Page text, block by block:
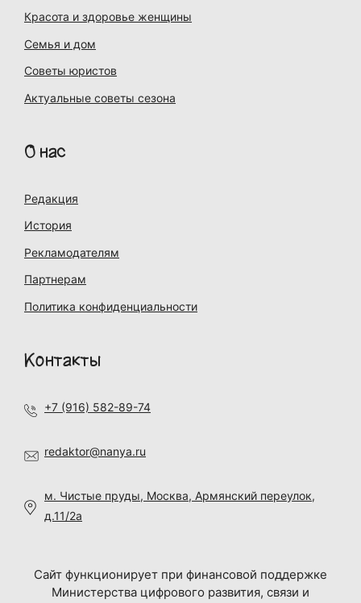
Красота и здоровье женщины
Семья и дом
Советы юристов
Актуальные советы сезона
О нас
Редакция
История
Рекламодателям
Партнерам
Политика конфиденциальности
Контакты
+7 (916) 582-89-74
redaktor@nanya.ru
м. Чистые пруды, Москва, Армянский переулок,
д.11/2а
Сайт функционирует при финансовой поддержке
Министерства цифрового развития, связи и